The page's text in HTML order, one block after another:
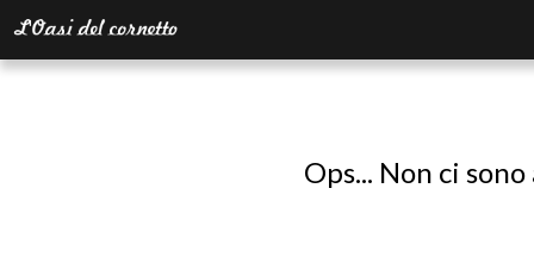
Ops... Non ci